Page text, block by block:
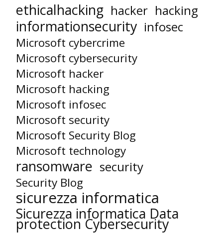
ethicalhacking hacker hacking
informationsecurity infosec
Microsoft cybercrime
Microsoft cybersecurity
Microsoft hacker
Microsoft hacking
Microsoft infosec
Microsoft security
Microsoft Security Blog
Microsoft technology
ransomware security
Security Blog
sicurezza informatica
Sicurezza informatica Data
protection Cybersecurity